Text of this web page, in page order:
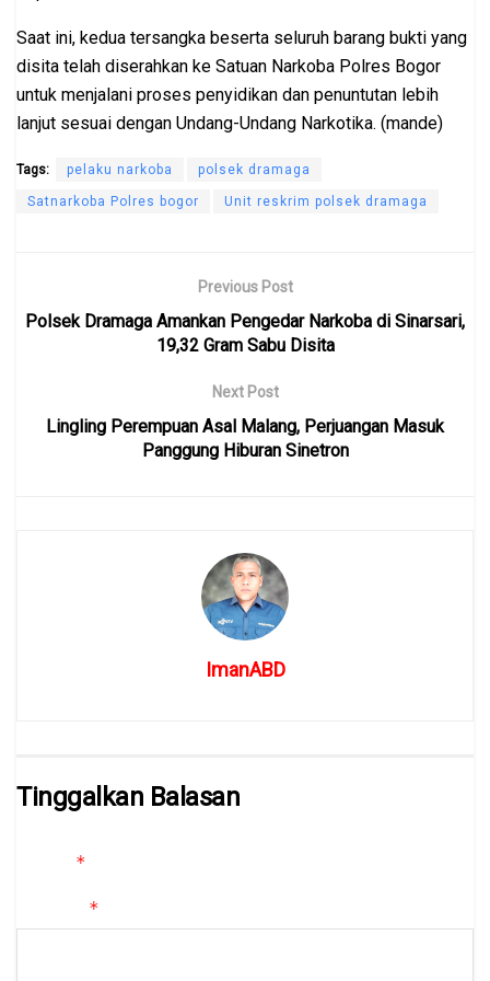
Saat ini, kedua tersangka beserta seluruh barang bukti yang
disita telah diserahkan ke Satuan Narkoba Polres Bogor
untuk menjalani proses penyidikan dan penuntutan lebih
lanjut sesuai dengan Undang-Undang Narkotika. (mande)
Tags: pelaku narkoba polsek dramaga
Satnarkoba Polres bogor Unit reskrim polsek dramaga
Previous Post
Polsek Dramaga Amankan Pengedar Narkoba di Sinarsari,
19,32 Gram Sabu Disita
Next Post
Lingling Perempuan Asal Malang, Perjuangan Masuk
Panggung Hiburan Sinetron
ImanABD
Tinggalkan Balasan
*
*